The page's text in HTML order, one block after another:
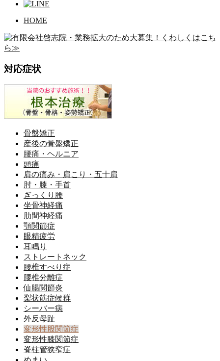
HOME
対応症状
骨盤矯正
産後の骨盤矯正
腰痛・ヘルニア
頭痛
肩の痛み・肩こり・五十肩
肘・膝・手首
ぎっくり腰
坐骨神経痛
肋間神経痛
顎関節症
眼精疲労
耳鳴り
ストレートネック
腰椎すべり症
腰椎分離症
仙腸関節炎
梨状筋症候群
シーバー病
外反母趾
変形性股関節症
変形性膝関節症
脊柱管狭窄症